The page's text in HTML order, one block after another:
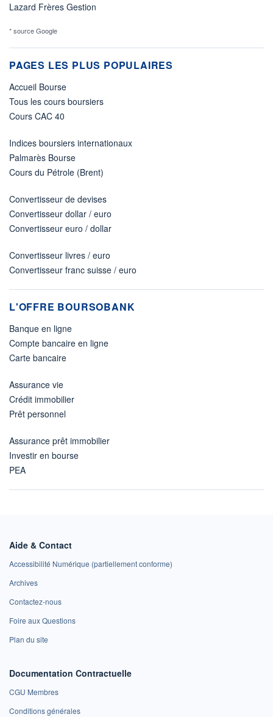
Lazard Frères Gestion
* source Google
PAGES LES PLUS POPULAIRES
Accueil Bourse
Tous les cours boursiers
Cours CAC 40
Indices boursiers internationaux
Palmarès Bourse
Cours du Pétrole (Brent)
Convertisseur de devises
Convertisseur dollar / euro
Convertisseur euro / dollar
Convertisseur livres / euro
Convertisseur franc suisse / euro
L'OFFRE BOURSOBANK
Banque en ligne
Compte bancaire en ligne
Carte bancaire
Assurance vie
Crédit immobilier
Prêt personnel
Assurance prêt immobilier
Investir en bourse
PEA
Aide & Contact
Accessibilité Numérique (partiellement conforme)
Archives
Contactez-nous
Foire aux Questions
Plan du site
Documentation Contractuelle
CGU Membres
Conditions générales